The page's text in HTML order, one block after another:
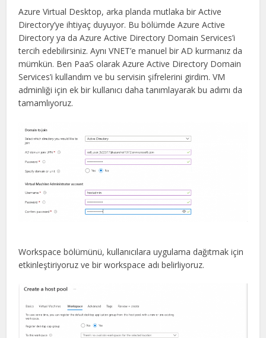
Azure Virtual Desktop, arka planda mutlaka bir Active
Directory’ye ihtiyaç duyuyor. Bu bölümde Azure Active
Directory ya da Azure Active Directory Domain Services’i
tercih edebilirsiniz. Aynı VNET’e manuel bir AD kurmanız da
mümkün. Ben PaaS olarak Azure Active Directory Domain
Services’i kullandım ve bu servisin şifrelerini girdim. VM
adminliği için ek bir kullanıcı daha tanımlayarak bu adımı da
tamamlıyoruz.
Workspace bölümünü, kullanıcılara uygulama dağıtmak için
etkinleştiriyoruz ve bir workspace adı belirliyoruz.